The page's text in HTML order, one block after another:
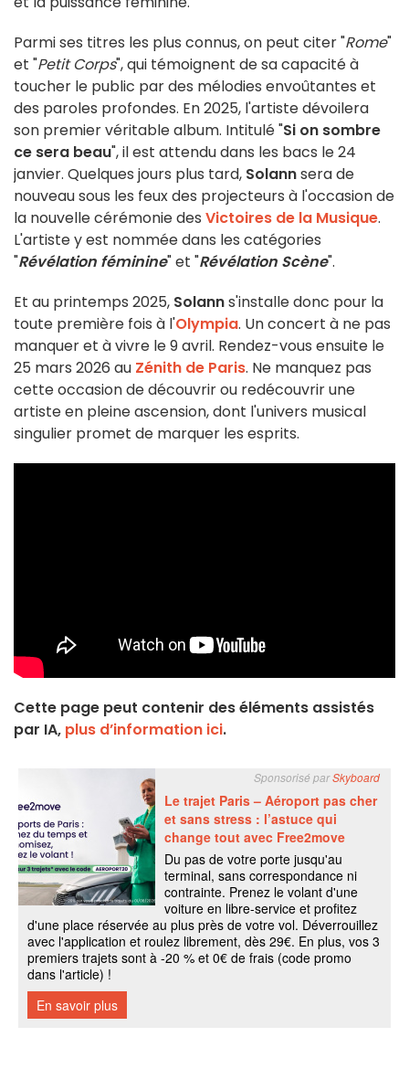
Parmi ses titres les plus connus, on peut citer "Rome"
et "Petit Corps", qui témoignent de sa capacité à
toucher le public par des mélodies envoûtantes et
des paroles profondes. En 2025, l'artiste dévoilera
son premier véritable album. Intitulé "Si on sombre
ce sera beau", il est attendu dans les bacs le 24
janvier. Quelques jours plus tard, Solannsera de
nouveau sous les feux des projecteurs à l'occasion de
la nouvelle cérémonie des Victoires de la Musique.
L'artiste y est nommée dans les catégories
"Révélation féminine" et "Révélation Scène".
Et au printemps 2025, Solanns'installe donc pour la
toute première fois à l'Olympia. Un concert à ne pas
manquer et à vivre le 9 avril. Rendez-vous ensuite le
25 mars 2026 au Zénith de Paris. Ne manquez pas
cette occasion de découvrir ou redécouvrir une
artiste en pleine ascension, dont l'univers musical
singulier promet de marquer les esprits.
Cette page peut contenir des éléments assistés
par IA, plus d’information ici.